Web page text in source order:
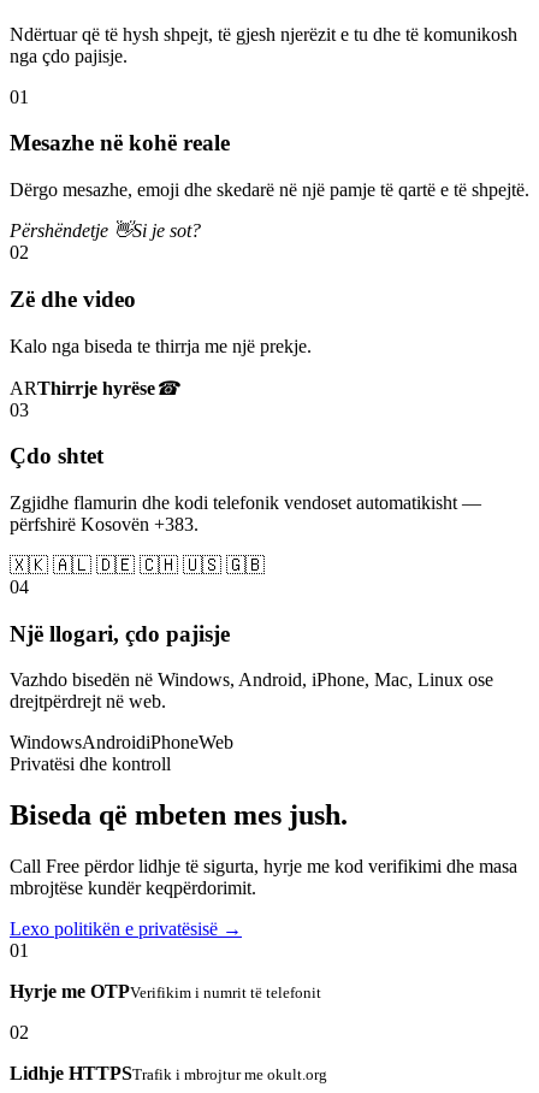
Ndërtuar që të hysh shpejt, të gjesh njerëzit e tu dhe të komunikosh
nga çdo pajisje.
01
Mesazhe në kohë reale
Dërgo mesazhe, emoji dhe skedarë në një pamje të qartë e të shpejtë.
Përshëndetje 👋Si je sot?
02
Zë dhe video
Kalo nga biseda te thirrja me një prekje.
ARThirrje hyrëse☎
03
Çdo shtet
Zgjidhe flamurin dhe kodi telefonik vendoset automatikisht —
përfshirë Kosovën +383.
🇽🇰 🇦🇱 🇩🇪 🇨🇭 🇺🇸 🇬🇧
04
Një llogari, çdo pajisje
Vazhdo bisedën në Windows, Android, iPhone, Mac, Linux ose
drejtpërdrejt në web.
WindowsAndroidiPhoneWeb
Privatësi dhe kontroll
Biseda që mbeten mes jush.
Call Free përdor lidhje të sigurta, hyrje me kod verifikimi dhe masa
mbrojtëse kundër keqpërdorimit.
Lexo politikën e privatësisë →
01
Hyrje me OTPVerifikim i numrit të telefonit
02
Lidhje HTTPSTrafik i mbrojtur me okult.org